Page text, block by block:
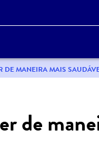
DE MANEIRA MAIS
de